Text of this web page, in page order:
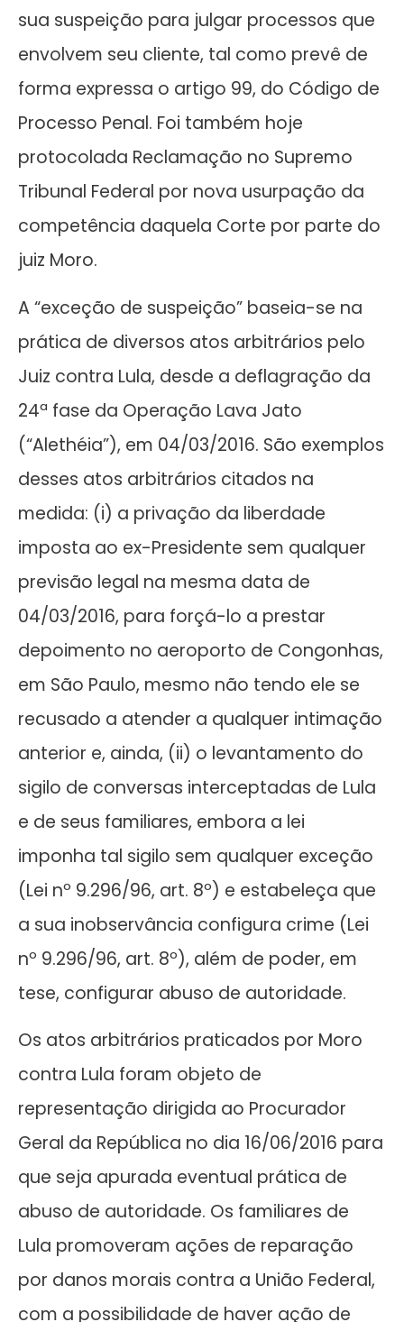
sua suspeição para julgar processos que
envolvem seu cliente, tal como prevê de
forma expressa o artigo 99, do Código de
Processo Penal. Foi também hoje
protocolada Reclamação no Supremo
Tribunal Federal por nova usurpação da
competência daquela Corte por parte do
juiz Moro.
A “exceção de suspeição” baseia-se na
prática de diversos atos arbitrários pelo
Juiz contra Lula, desde a deflagração da
24ª fase da Operação Lava Jato
(“Alethéia”), em 04/03/2016. São exemplos
desses atos arbitrários citados na
medida: (i) a privação da liberdade
imposta ao ex-Presidente sem qualquer
previsão legal na mesma data de
04/03/2016, para forçá-lo a prestar
depoimento no aeroporto de Congonhas,
em São Paulo, mesmo não tendo ele se
recusado a atender a qualquer intimação
anterior e, ainda, (ii) o levantamento do
sigilo de conversas interceptadas de Lula
e de seus familiares, embora a lei
imponha tal sigilo sem qualquer exceção
(Lei nº 9.296/96, art. 8º) e estabeleça que
a sua inobservância configura crime (Lei
nº 9.296/96, art. 8º), além de poder, em
tese, configurar abuso de autoridade.
Os atos arbitrários praticados por Moro
contra Lula foram objeto de
representação dirigida ao Procurador
Geral da República no dia 16/06/2016 para
que seja apurada eventual prática de
abuso de autoridade. Os familiares de
Lula promoveram ações de reparação
por danos morais contra a União Federal,
com a possibilidade de haver ação de